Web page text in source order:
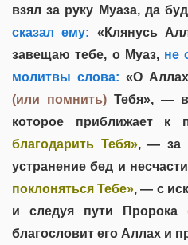
взял за руку Муаза, да
сказал ему: «Клянусь
завещаю тебе, о Муаз,не
молитвы слова: «О
(или помнить) Тебя», —
которое приближает к
благодарить Тебя», — за
устранение бед и
поклоняться Тебе», — с
и следуя пути Пророка
благословит его Аллах и